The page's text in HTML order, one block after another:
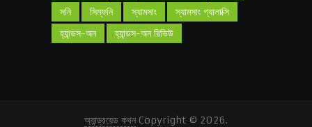
সনি
সিম্ফনি স্যামসাং
স্যামসাং গ্যালাক্সি
হ্যান্ডস-অন
হ্যান্ডস-অন রিভিউ
অ্যান্ড্রয়েড কথনCopyright © 2026.